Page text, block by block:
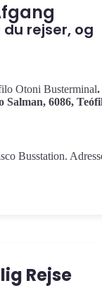
rejser, og
Otoni Busterminal.
Salman, 6086,
Busstation.
Rejse